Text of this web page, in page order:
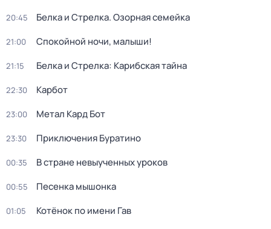
20:45 Белка и Стрелка. Озорная семейка
21:00 Спокойной ночи, малыши!
21:15 Белка и Стрелка: Карибская тайна
22:30 Карбот
23:00 Метал Кард Бот
23:30 Приключения Буратино
00:35 В стране невыученных уроков
00:55 Песенка мышонка
01:05 Котёнок по имени Гав